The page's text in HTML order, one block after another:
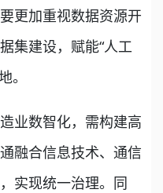
更加重视数据资源开
集建设，赋能“人工
。
数智化，需构建高
融合信息技术、通信
实现统一治理。同